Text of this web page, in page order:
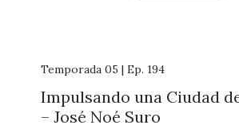
Temporada 05 | Ep. 194
Impulsando una Ciudad
– José Noé Suro